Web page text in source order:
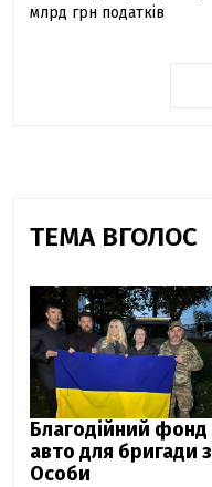
млрд грн податків
ТЕМА ВГОЛОС
Благодійний
авто для бригади
Особи